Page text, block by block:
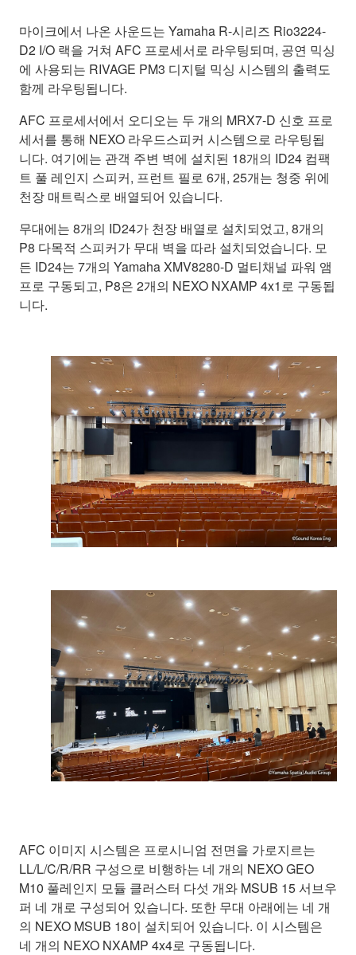
마이크에서 나온 사운드는 Yamaha R-시리즈 Rio3224-
D2 I/O 랙을 거쳐 AFC 프로세서로 라우팅되며, 공연 믹싱
에 사용되는 RIVAGE PM3 디지털 믹싱 시스템의 출력도
함께 라우팅됩니다.
AFC 프로세서에서 오디오는 두 개의 MRX7-D 신호 프로
세서를 통해 NEXO 라우드스피커 시스템으로 라우팅됩
니다. 여기에는 관객 주변 벽에 설치된 18개의 ID24 컴팩
트 풀 레인지 스피커, 프런트 필로 6개, 25개는 청중 위에
천장 매트릭스로 배열되어 있습니다.
무대에는 8개의 ID24가 천장 배열로 설치되었고, 8개의
P8 다목적 스피커가 무대 벽을 따라 설치되었습니다. 모
든 ID24는 7개의 Yamaha XMV8280-D 멀티채널 파워 앰
프로 구동되고, P8은 2개의 NEXO NXAMP 4x1로 구동됩
니다.
AFC 이미지 시스템은 프로시니엄 전면을 가로지르는
LL/L/C/R/RR 구성으로 비행하는 네 개의 NEXO GEO
M10 풀레인지 모듈 클러스터 다섯 개와 MSUB 15 서브우
퍼 네 개로 구성되어 있습니다. 또한 무대 아래에는 네 개
의 NEXO MSUB 18이 설치되어 있습니다. 이 시스템은
네 개의 NEXO NXAMP 4x4로 구동됩니다.